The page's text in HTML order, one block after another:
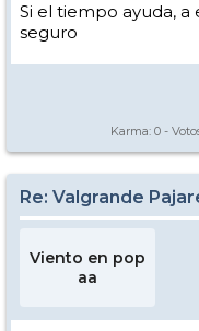
Si el tiempo ayuda,
seguro
Karma: 0 -
Re: Valgrande
Viento en pop
aa